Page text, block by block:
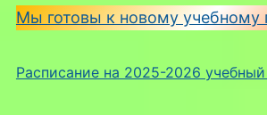
Мы готовы к новому учебному
Расписание на 2025-2026 учебный